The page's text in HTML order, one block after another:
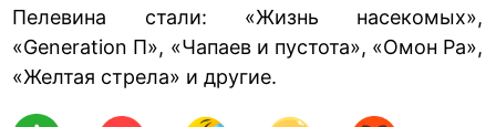
Пелевина стали: «Жизнь насекомых»,
«Generation П», «Чапаев и пустота», «Омон Ра»,
«Желтая стрела» и другие.